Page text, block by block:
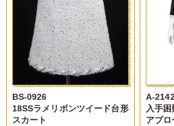
BS-0926
18SSラメリボンツイード台形
スカート
A-
入手
アブロ